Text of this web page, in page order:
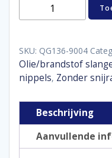
D04
aantal
SKU: QG136-9004
Olie/brandstof
nippels, Zonder
Beschrijving
Aanvullende